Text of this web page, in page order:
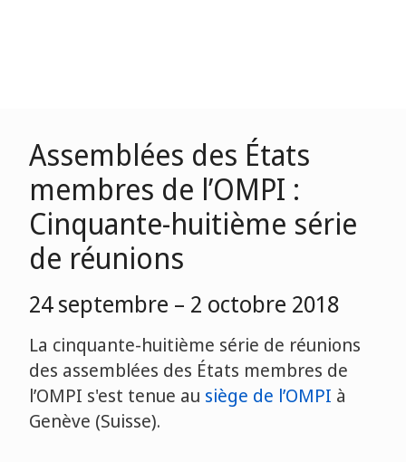
Assemblées des États
membres de l’OMPI :
Cinquante-huitième série
de réunions
24 septembre – 2 octobre 2018
La cinquante-huitième série de réunions
des assemblées des États membres de
l’OMPI s'est tenue au siège de l’OMPI à
Genève (Suisse).